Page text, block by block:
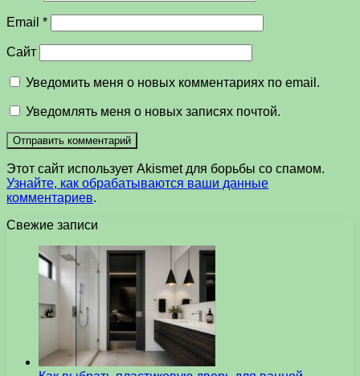
Email *
Сайт
Уведомить меня о новых комментариях по email.
Уведомлять меня о новых записях почтой.
Этот сайт использует Akismet для борьбы со спамом.
Узнайте, как обрабатываются ваши данные
комментариев.
Свежие записи